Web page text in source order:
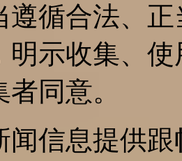
遵循合法、
明示收集、
同意。
闻信息提供